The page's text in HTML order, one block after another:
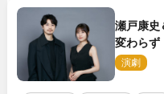
瀬戸康史
変わら
胸に舞台
演劇